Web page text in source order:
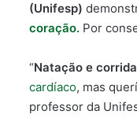
(Unifesp)
coração. Por
“Natação e corrida
cardíaco, mas
professor da